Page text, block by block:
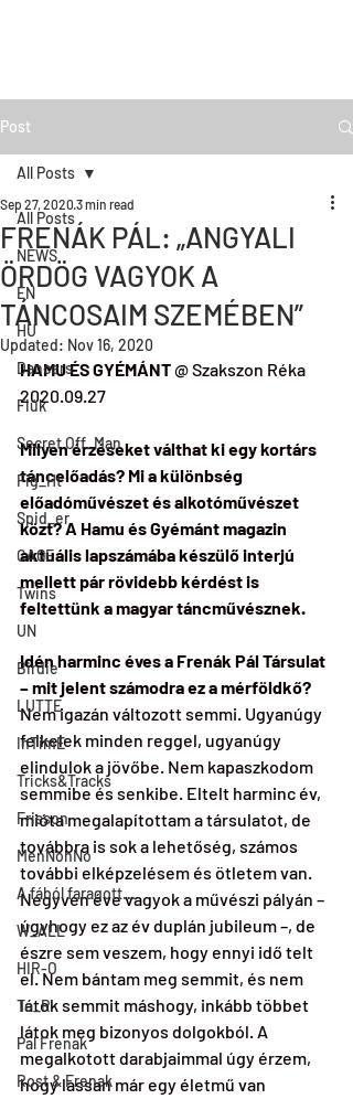
Post
All Posts
NEWS
EN
HU
Dancers
Fiúk
Secret Off_Man
Fig_Ht
Spid_er
CAGE
Twins
UN
Birdie
LUTTE
InTimE
Tricks&Tracks
Frisson
MenNonNo
A fából faragott...
W_ALL
HIR-O
To_R
Pal Frenak
Rost & Frenak
All Posts
FRENÁK PÁL: „ANGYALI
ÖRDÖG VAGYOK A
TÁNCOSAIM SZEMÉBEN”
Sep 27, 2020 3 min read
Updated: Nov 16, 2020
HAMU ÉS GYÉMÁNT @ Szakszon Réka
2020.09.27
Milyen érzéseket válthat ki egy kortárs
táncelőadás? Mi a különbség
előadóművészet és alkotóművészet
közt? A Hamu és Gyémánt magazin
aktuális lapszámába készülő interjú
mellett pár rövidebb kérdést is
feltettünk a magyar táncművésznek.
Idén harminc éves a Frenák Pál Társulat
– mit jelent számodra ez a mérföldkő?
Nem igazán változott semmi. Ugyanúgy
felkelek minden reggel, ugyanúgy
elindulok a jövőbe. Nem kapaszkodom
semmibe és senkibe. Eltelt harminc év,
mióta megalapítottam a társulatot, de
továbbra is sok a lehetőség, számos
további elképzelésem és ötletem van.
Negyven éve vagyok a művészi pályán –
úgyhogy ez az év duplán jubileum –, de
észre sem veszem, hogy ennyi idő telt
el. Nem bántam meg semmit, és nem
látok semmit máshogy, inkább többet
látok meg bizonyos dolgokból. A
megalkotott darabjaimmal úgy érzem,
hogy lassan már egy életmű van